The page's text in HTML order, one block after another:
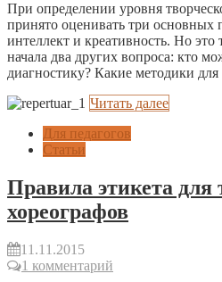
При определении уровня
принято оценивать три основных
интеллект и креативность. Но это
начала два других вопроса: кто
диагностику? Какие методики
Читать далее
Для педагогов
Статьи
Правила этикета для
хореографов
11.11.2015
1 комментарий